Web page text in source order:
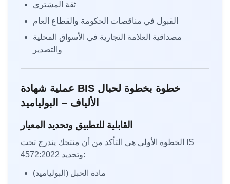
ثقة المشتري
القبول في مناقصات الحكومة والقطاع العام
مصداقية العلامة التجارية في الأسواق المحلية
والتصدير
عملية شهادة BIS خطوة بخطوة لحبال
الألياف – البولياميد
القابلية للتطبيق وتحديد المعيار
الخطوة الأولى هي التأكد من أن منتجك يندرج تحت IS
4572:2022 وتحديد:
مادة الحبل (البولياميد)